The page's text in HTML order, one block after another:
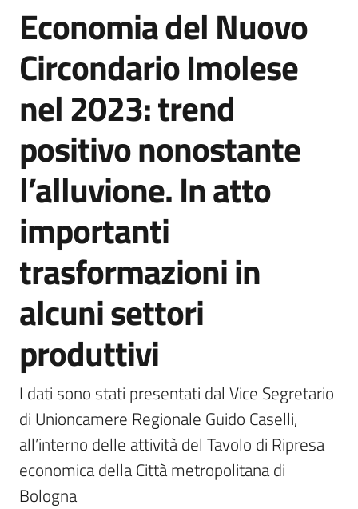
Servizi
Vivere
Casalfiumanese
5x1000
Servizi
on-
line
Tutti
argomenti
Salta al contenuto
Economia del Nuovo
Circondario Imolese
nel 2023: trend
positivo nonostante
l’alluvione. In atto
importanti
trasformazioni in
alcuni settori
produttivi
I dati sono stati presentati dal Vice Segretario
di Unioncamere Regionale Guido Caselli,
all’interno delle attività del Tavolo di Ripresa
economica della Città metropolitana di
Bologna